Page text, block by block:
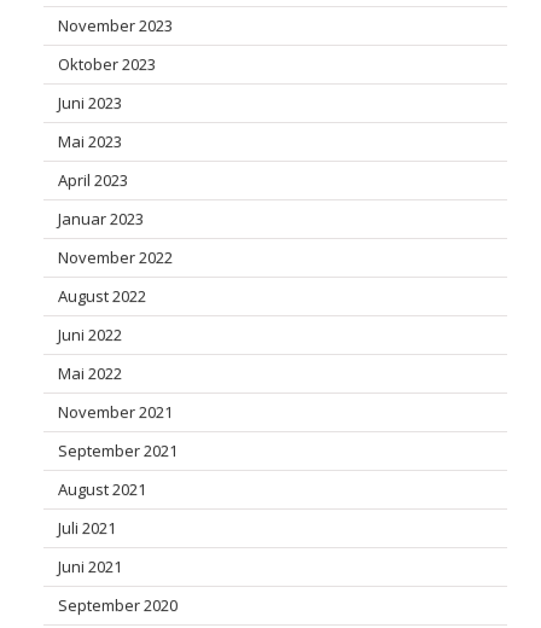
November 2023
Oktober 2023
Juni 2023
Mai 2023
April 2023
Januar 2023
November 2022
August 2022
Juni 2022
Mai 2022
November 2021
September 2021
August 2021
Juli 2021
Juni 2021
September 2020